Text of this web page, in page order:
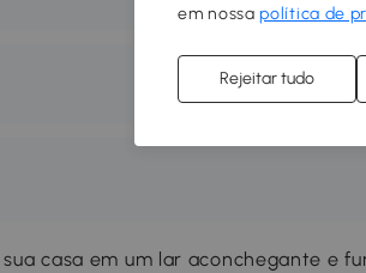
casa em um lar aconchegante e
em nossapolítica de
Rejeitar tudo